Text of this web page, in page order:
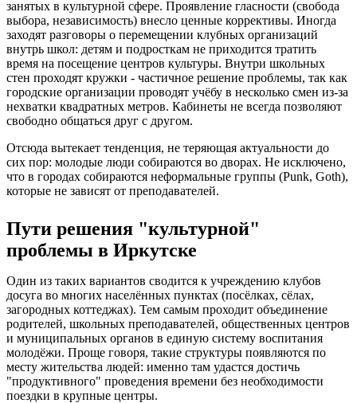
занятых в культурной сфере. Проявление гласности (свобода
выбора, независимость) внесло ценные коррективы. Иногда
заходят разговоры о перемещении клубных организаций
внутрь школ: детям и подросткам не приходится тратить
время на посещение центров культуры. Внутри школьных
стен проходят кружки - частичное решение проблемы, так как
городские организации проводят учёбу в несколько смен из-за
нехватки квадратных метров. Кабинеты не всегда позволяют
свободно общаться друг с другом.
Отсюда вытекает тенденция, не теряющая актуальности до
сих пор: молодые люди собираются во дворах. Не исключено,
что в городах собираются неформальные группы (Punk, Goth),
которые не зависят от преподавателей.
Пути решения "культурной"
проблемы в Иркутске
Один из таких вариантов сводится к учреждению клубов
досуга во многих населённых пунктах (посёлках, сёлах,
загородных коттеджах). Тем самым проходит объединение
родителей, школьных преподавателей, общественных центров
и муниципальных органов в единую систему воспитания
молодёжи. Проще говоря, такие структуры появляются по
месту жительства людей: именно там удастся достичь
"продуктивного" проведения времени без необходимости
поездки в крупные центры.